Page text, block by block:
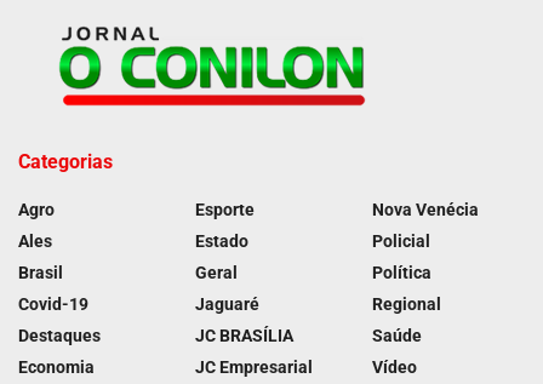
Categorias
Agro
Ales
Brasil
Covid-19
Destaques
Economia
Esporte
Estado
Geral
Jaguaré
JC BRASÍLIA
JC Empresarial
Nova Venécia
Policial
Política
Regional
Saúde
Vídeo